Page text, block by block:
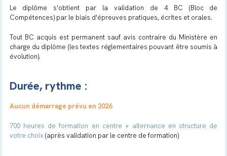
Le diplôme s'obtient par la validation de 4 BC (Bloc de
Compétences) par le biais d'épreuves pratiques, écrites et orales.
Tout BC acquis est permanent sauf avis contraire du Ministère en
charge du diplôme (les textes réglementaires pouvant être soumis à
évolution).
Durée, rythme :
Aucun démarrage prévu en 2026
700 heures de formation en centre + alternance en structure de
votre choix (après validation par le centre de formation)